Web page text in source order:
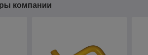
компании